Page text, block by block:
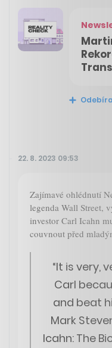
22. 8. 2023 09:53
Zajímavé ohlédnutí
legenda Wall Street,
investor Carl Icahn
couvnout před
“It is very,
Carl
and beat
Mark
Icahn: The